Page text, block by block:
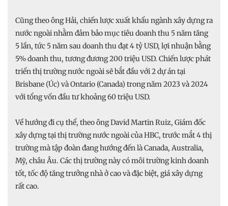
Cũng theo ông Hải, chiến lược xuất khẩu ngành xây dựng ra
nước ngoài nhằm đảm bảo mục tiêu doanh thu 5 năm tăng
5 lần, tức 5 năm sau doanh thu đạt 4 tỷ USD, lợi nhuận bằng
5% doanh thu, tương đương 200 triệu USD. Chiến lược phát
triển thị trường nước ngoài sẽ bắt đầu với 2 dự án tại
Brisbane (Úc) và Ontario (Canada) trong năm 2023 và 2024
với tổng vốn đầu tư khoảng 60 triệu USD.
Về hướng đi cụ thể, theo ông David Martin Ruiz, Giám đốc
xây dựng tại thị trường nước ngoài của HBC, trước mắt 4 thị
trường mà tập đoàn đang hướng đến là Canada, Australia,
Mỹ, châu Âu. Các thị trường này có môi trường kinh doanh
tốt, tốc độ tăng trưởng nhà ở cao và đặc biệt, giá xây dựng
rất cao.